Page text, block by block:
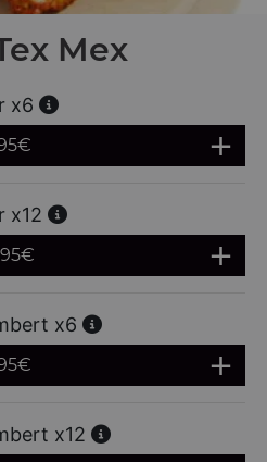
Mex
x6
€
x12
€
x6
€
x12